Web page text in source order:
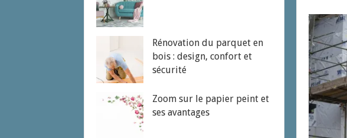
Rénovation du parquet en
bois : design, confort et
sécurité
Zoom sur le papier peint et
ses avantages